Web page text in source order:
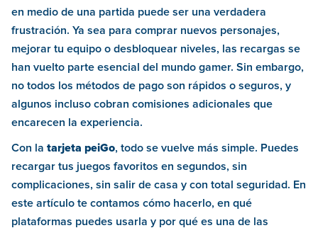
en medio de una partida puede ser una verdadera
frustración. Ya sea para comprar nuevos personajes,
mejorar tu equipo o desbloquear niveles, las recargas se
han vuelto parte esencial del mundo gamer. Sin embargo,
no todos los métodos de pago son rápidos o seguros, y
algunos incluso cobran comisiones adicionales que
encarecen la experiencia.
Con la tarjeta peiGo, todo se vuelve más simple. Puedes
recargar tus juegos favoritos en segundos, sin
complicaciones, sin salir de casa y con total seguridad. En
este artículo te contamos cómo hacerlo, en qué
plataformas puedes usarla y por qué es una de las